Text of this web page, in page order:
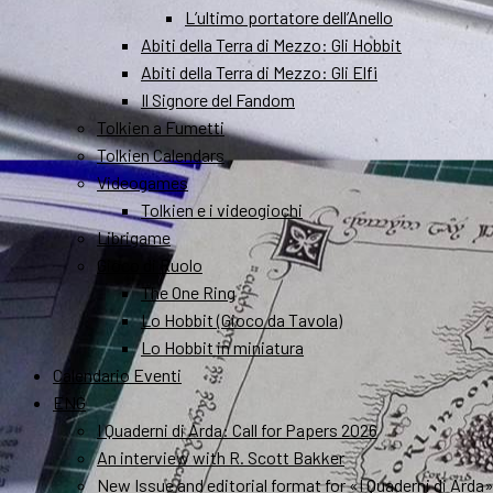
L’ultimo portatore dell’Anello
Abiti della Terra di Mezzo: Gli Hobbit
Abiti della Terra di Mezzo: Gli Elfi
Il Signore del Fandom
Tolkien a Fumetti
Tolkien Calendars
Videogames
Tolkien e i videogiochi
Librigame
Gioco di Ruolo
The One Ring
Lo Hobbit (Gioco da Tavola)
Lo Hobbit in miniatura
Calendario Eventi
ENG
I Quaderni di Arda: Call for Papers 2026
An interview with R. Scott Bakker
New Issue and editorial format for «I Quaderni di Arda»